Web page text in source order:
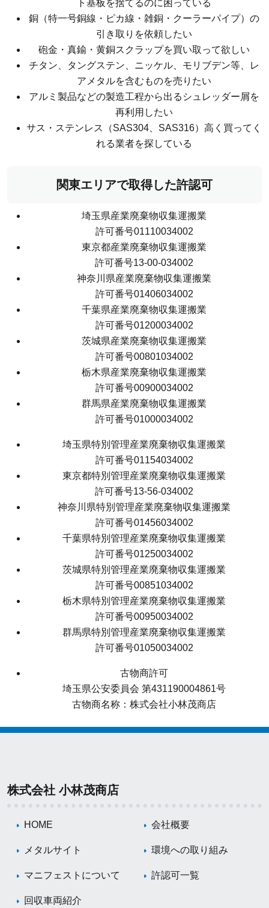
ト基板を捨てるのに困っている
銅（特一号銅線・ピカ線・雑銅・クーラーパイプ）の
引き取りを依頼したい
砲金・真鍮・黄銅スクラップを買い取って欲しい
チタン、タングステン、ニッケル、モリブデン等、レ
アメタルを含むものを売りたい
アルミ製品などの製造工程から出るシュレッダー屑を
再利用したい
サス・ステンレス（SAS304、SAS316）高く買ってく
れる業者を探している
関東エリアで取得した許認可
埼玉県産業廃棄物収集運搬業
許可番号01110034002
東京都産業廃棄物収集運搬業
許可番号13-00-034002
神奈川県産業廃棄物収集運搬業
許可番号01406034002
千葉県産業廃棄物収集運搬業
許可番号01200034002
茨城県産業廃棄物収集運搬業
許可番号00801034002
栃木県産業廃棄物収集運搬業
許可番号00900034002
群馬県産業廃棄物収集運搬業
許可番号01000034002
埼玉県特別管理産業廃棄物収集運搬業
許可番号01154034002
東京都特別管理産業廃棄物収集運搬業
許可番号13-56-034002
神奈川県特別管理産業廃棄物収集運搬業
許可番号01456034002
千葉県特別管理産業廃棄物収集運搬業
許可番号01250034002
茨城県特別管理産業廃棄物収集運搬業
許可番号00851034002
栃木県特別管理産業廃棄物収集運搬業
許可番号00950034002
群馬県特別管理産業廃棄物収集運搬業
許可番号01050034002
古物商許可
埼玉県公安委員会 第431190004861号
古物商名称：株式会社小林茂商店
株式会社 小林茂商店
HOME 会社概要
メタルサイト 環境への取り組み
マニフェストについて 許認可一覧
回収車両紹介